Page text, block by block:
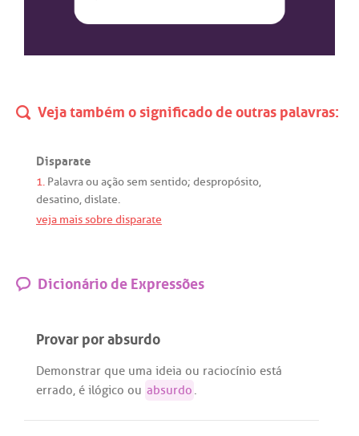
Veja também o significado de outras palavras:
Disparate
1. Palavraou açãosem sentido; despropósito,
desatino,dislate.
veja mais sobre disparate
Dicionário de Expressões
Provar por absurdo
Demonstrar que uma ideia ou raciocínio está
errado, é ilógico ou absurdo .